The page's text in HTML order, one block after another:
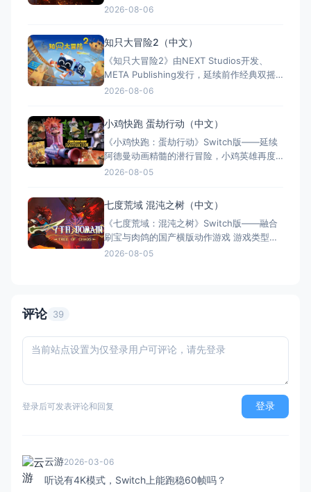
胞胎兄弟为拯救被掳走的妹妹，踏上横跨荒
佳选择；25个手工关卡、史诗头目战与即时
强化系统带来丰富体验。全区中文支持，容
量仅1GB，Switch/S
2026-08-06
知只大冒险2（中文）
《知只大冒险2》由NEXT Studios开发、
META Publishing发行，延续前作经典双摇
杆控制双腿的玩法，首次支持最多4人联机合
持跨平台联机与全区中文，2025年11月5日
全平台发售，Switch港服约73
2026-08-06
小鸡快跑 蛋劫行动（中文）
《小鸡快跑：蛋劫行动》Switch版——延续
阿德曼动画精髓的潜行冒险，小鸡英雄再度
集结 游戏类型：动作冒险类（潜行 × 动作平
定名） 港台名称：落跑雞：蛋劫行動（官方
繁体中文定名） 美国名称：Chicke
2026-08-05
七度荒域 混沌之树（中文）
《七度荒域：混沌之树》Switch版——融合
刷宝与肉鸽的国产横版动作游戏 游戏类型：
动作冒险类（2D横版动作 × Roguelike × 类
2026-08-05
评论 39
登录后可发表评论和回复 登录
云游2026-03-06
听说有4K模式，Switch上能跑稳60帧吗？